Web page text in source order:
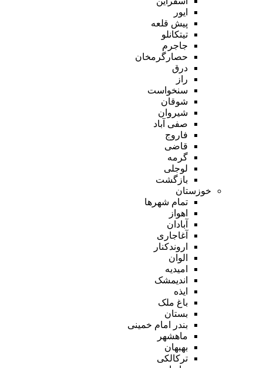
ایور
پیش قلعه
تیتکانلو
جاجرم
حصارگرمخان
درق
راز
سنخواست
شوقان
شیروان
صفی آباد
فاروج
قاضی
گرمه
لوجلی
بازگشت
خوزستان
تمام شهر‌ها
اهواز
آبادان
آغاجاری
اروندکنار
الوان
امیدیه
اندیمشک
ایذه
باغ ملک
بستان
بندر امام خمینی
ماهشهر
بهبهان
ترکالکی